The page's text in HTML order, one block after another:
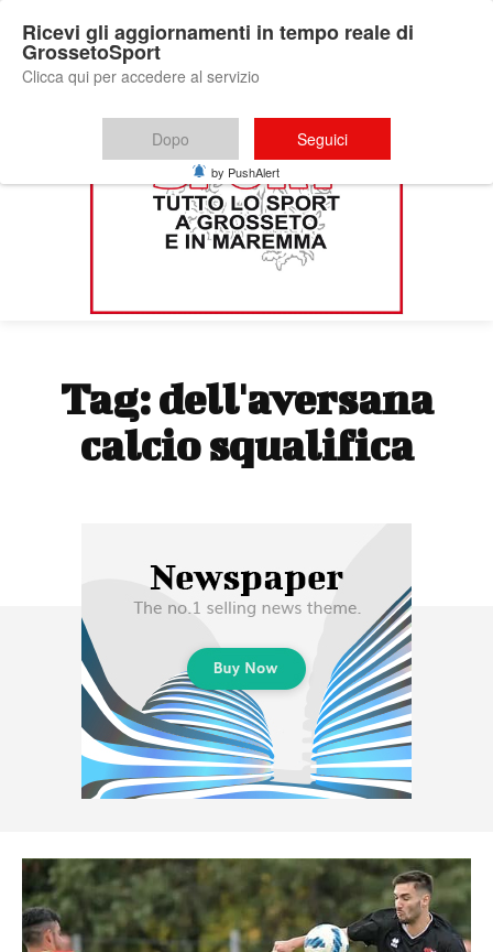
Tag:dell'aversana
calcio squalifica
Ricevi gli aggiornamenti in tempo reale di
GrossetoSport
Clicca qui per accedere al servizio
Dopo Seguici
by PushAlert